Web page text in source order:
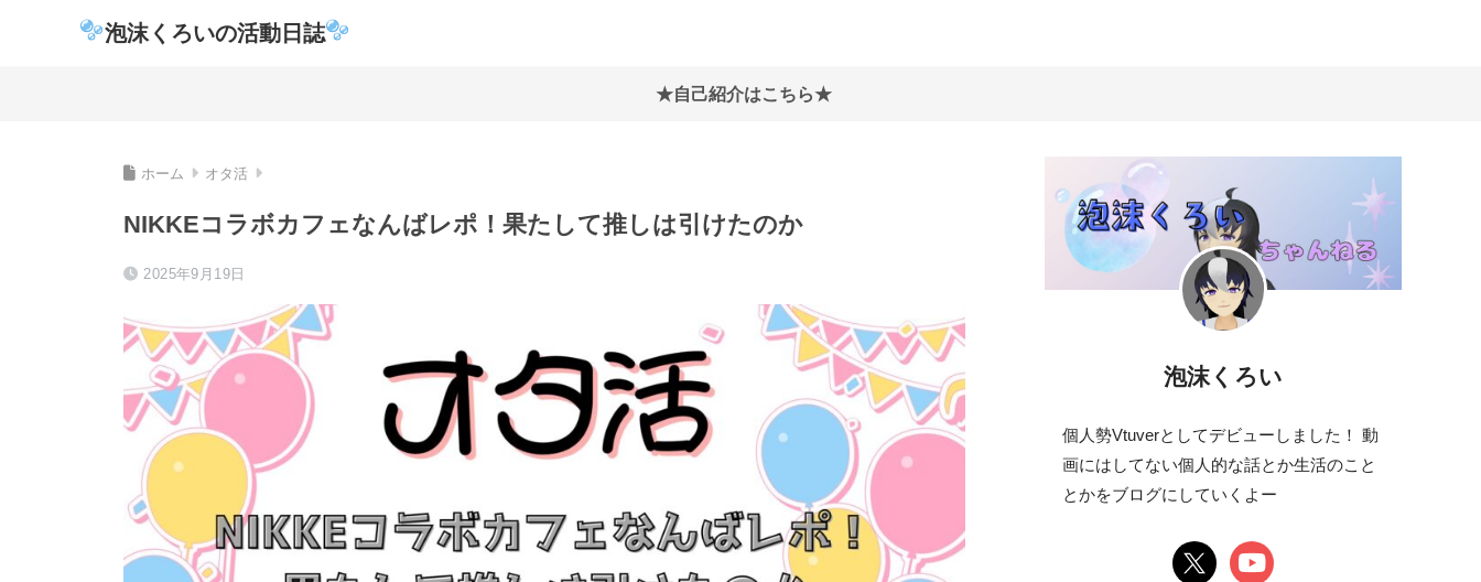
泡沫くろいの活動日誌
★自己紹介はこちら★
ホーム オタ活
NIKKEコラボカフェなんばレポ！果たして推しは引けたのか
2025年9月19日
泡沫くろい
個人勢Vtuverとしてデビューしました！ 動
画にはしてない個人的な話とか生活のこと
とかをブログにしていくよー